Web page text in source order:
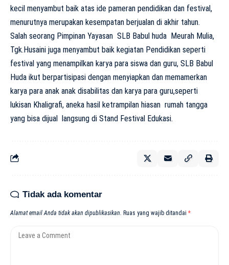
kecil menyambut baik atas ide pameran pendidikan dan festival,
menurutnya merupakan kesempatan berjualan di akhir tahun.
Salah seorang Pimpinan Yayasan SLB Babul huda Meurah Mulia,
Tgk.Husaini juga menyambut baik kegiatan Pendidikan seperti
festival yang menampilkan karya para siswa dan guru, SLB Babul
Huda ikut berpartisipasi dengan menyiapkan dan memamerkan
karya para anak anak disabilitas dan karya para guru,seperti
lukisan Khaligrafi, aneka hasil ketrampilan hiasan rumah tangga
yang bisa dijual langsung di Stand Festival Edukasi.
Tidak ada komentar
Alamat email Anda tidak akan dipublikasikan. Ruas yang wajib ditandai *